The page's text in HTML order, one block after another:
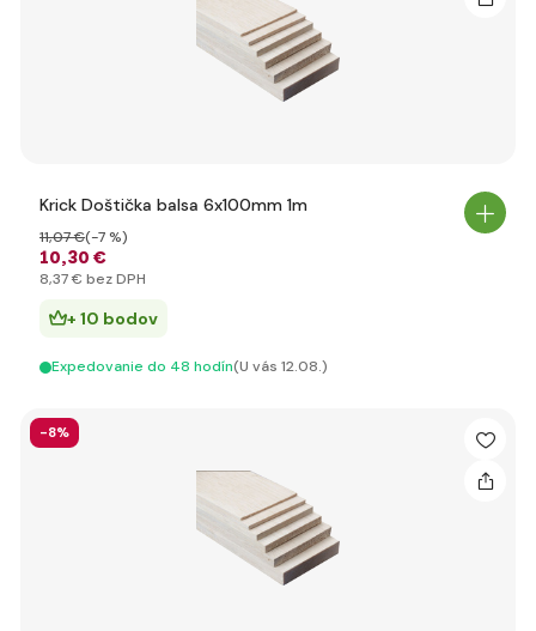
Krick Doštička balsa 6x100mm 1m
10,30 €
11,07 €(-7 %)
8,37 € bez DPH
+ 10 bodov
Expedovanie do 48 hodín(U vás 12.08.)
-8%